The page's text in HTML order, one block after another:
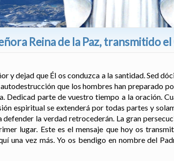
Reina de la Paz, transmitido
y dejad que Él os conduzca a la santidad. Sed
que los hombres han preparado
Dedicad parte de vuestro tiempo a la oración.
espiritual se extenderá por todas partes y
la verdad retrocederán. La gran
lugar. Este es el mensaje que hoy os
una vez más. Yo os bendigo en nombre del